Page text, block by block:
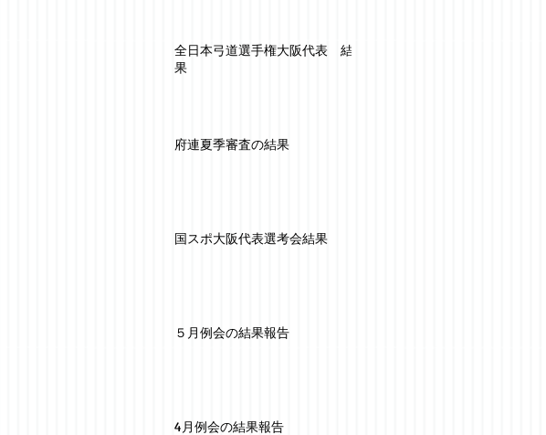
全日本弓道選手権大阪代表 結
果
府連夏季審査の結果
国スポ大阪代表選考会結果
５月例会の結果報告
4月例会の結果報告